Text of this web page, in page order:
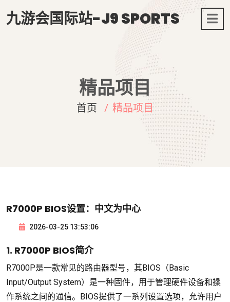
九游会国际站-J9 SPORTS
精品项目
首页 精品项目
R7000P BIOS设置：中文为中心
2026-03-25 13:53:06
1. R7000P BIOS简介
R7000P是一款常见的路由器型号，其BIOS（Basic
Input/Output System）是一种固件，用于管理硬件设备和操
作系统之间的通信。BIOS提供了一系列设置选项，允许用户